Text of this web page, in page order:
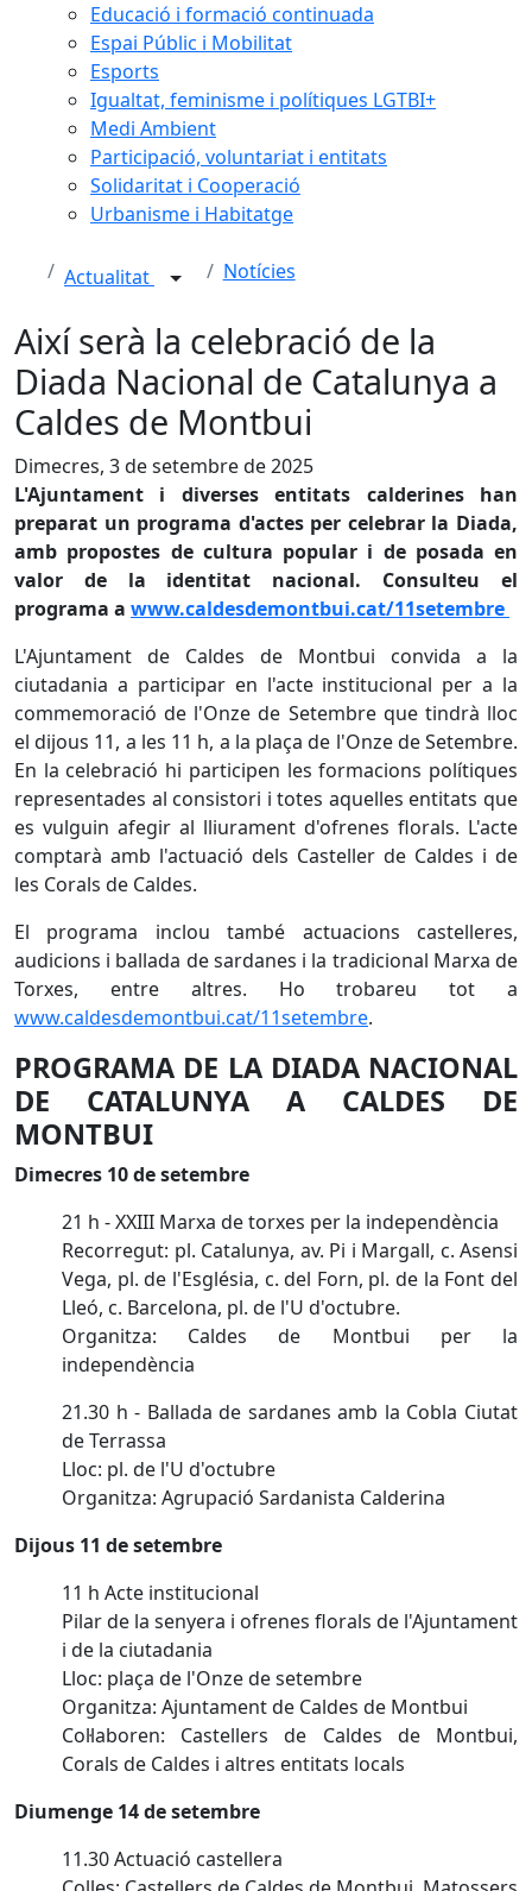
Educació i formació continuada
Espai Públic i Mobilitat
Esports
Igualtat, feminisme i polítiques LGTBI+
Medi Ambient
Participació, voluntariat i entitats
Solidaritat i Cooperació
Urbanisme i Habitatge
Actualitat Notícies
Així serà la celebració de la
Diada Nacional de Catalunya a
Caldes de Montbui
Dimecres, 3 de setembre de 2025
L'Ajuntament i diverses entitats calderines han
preparat un programa d'actes per celebrar la Diada,
amb propostes de cultura popular i de posada en
valor de la identitat nacional. Consulteu el
programa a www.caldesdemontbui.cat/11setembre
L'Ajuntament de Caldes de Montbui convida a la
ciutadania a participar en l'acte institucional per a la
commemoració de l'Onze de Setembre que tindrà lloc
el dijous 11, a les 11 h, a la plaça de l'Onze de Setembre.
En la celebració hi participen les formacions polítiques
representades al consistori i totes aquelles entitats que
es vulguin afegir al lliurament d'ofrenes florals. L'acte
comptarà amb l'actuació dels Casteller de Caldes i de
les Corals de Caldes.
El programa inclou també actuacions castelleres,
audicions i ballada de sardanes i la tradicional Marxa de
Torxes, entre altres. Ho trobareu tot a
www.caldesdemontbui.cat/11setembre.
PROGRAMA DE LA DIADA NACIONAL
DE CATALUNYA A CALDES DE
MONTBUI
Dimecres 10 de setembre
21 h - XXIII Marxa de torxes per la independència
Recorregut: pl. Catalunya, av. Pi i Margall, c. Asensi
Vega, pl. de l'Església, c. del Forn, pl. de la Font del
Lleó, c. Barcelona, pl. de l'U d'octubre.
Organitza: Caldes de Montbui per la
independència
21.30 h - Ballada de sardanes amb la Cobla Ciutat
de Terrassa
Lloc: pl. de l'U d'octubre
Organitza: Agrupació Sardanista Calderina
Dijous 11 de setembre
11 h Acte institucional
Pilar de la senyera i ofrenes florals de l'Ajuntament
i de la ciutadania
Lloc: plaça de l'Onze de setembre
Organitza: Ajuntament de Caldes de Montbui
Col·laboren: Castellers de Caldes de Montbui,
Corals de Caldes i altres entitats locals
Diumenge 14 de setembre
11.30 Actuació castellera